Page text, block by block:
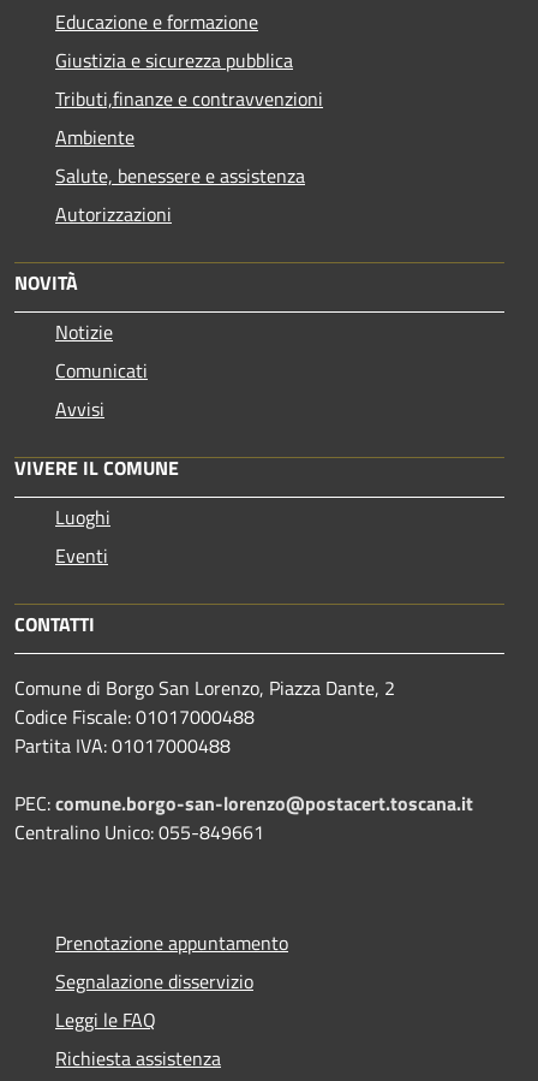
Educazione e formazione
Giustizia e sicurezza pubblica
Tributi,finanze e contravvenzioni
Ambiente
Salute, benessere e assistenza
Autorizzazioni
NOVITÀ
Notizie
Comunicati
Avvisi
VIVERE IL COMUNE
Luoghi
Eventi
CONTATTI
Comune di Borgo San Lorenzo, Piazza Dante, 2
Codice Fiscale: 01017000488
Partita IVA: 01017000488
PEC:comune.borgo-san-lorenzo@postacert.toscana.it
Centralino Unico: 055-849661
Prenotazione appuntamento
Segnalazione disservizio
Leggi le FAQ
Richiesta assistenza